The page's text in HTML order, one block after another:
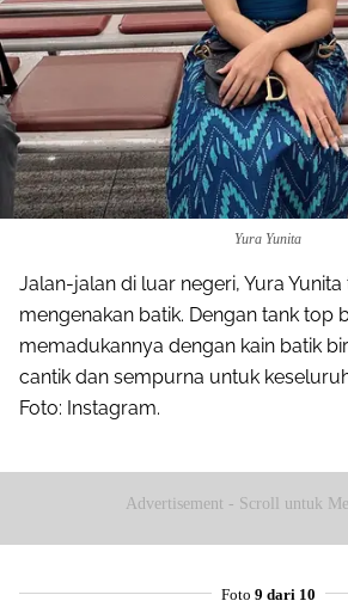
Yura Yunita
Jalan-jalan di luar negeri, Yura
mengenakan batik. Dengan tank top
memadukannya dengan kain batik
cantik dan sempurna untuk
Foto: Instagram.
Advertisement - Scroll untuk
Foto 9 dari 10